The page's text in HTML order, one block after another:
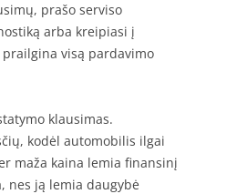
prašo serviso
arba kreipiasi į
visą pardavimo
klausimas.
kodėl automobilis ilgai
maža kaina lemia finansinį
nes ją lemia daugybė